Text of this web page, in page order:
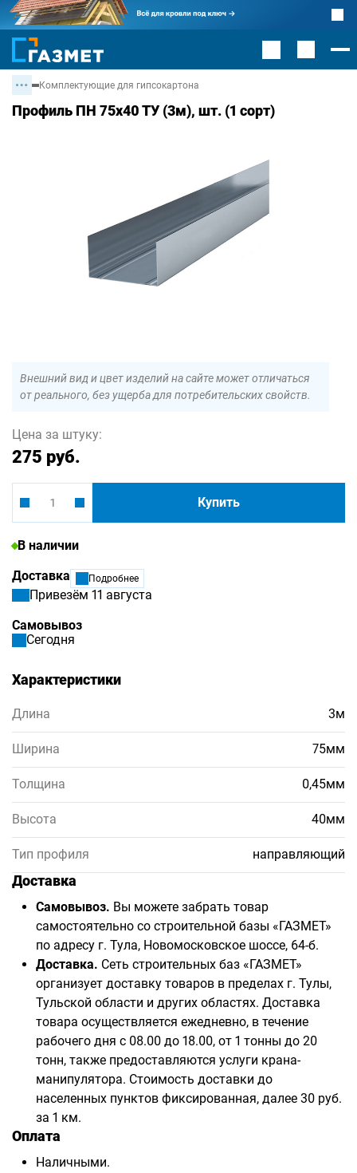
Комплектующие для гипсокартона
Профиль ПН 75х40 ТУ (3м), шт. (1 сорт)
Внешний вид и цвет изделий на сайте может отличаться
от реального, без ущерба для потребительских свойств.
Цена за штуку:
275 руб.
Купить
В наличии
Доставка
Подробнее
Привезём 11 августа
Самовывоз
Сегодня
Характеристики
Длина 3м
Ширина 75мм
Толщина 0,45мм
Высота 40мм
Тип профиля направляющий
Доставка
Самовывоз. Вы можете забрать товар
самостоятельно со строительной базы «ГАЗМЕТ»
по адресу г. Тула, Новомосковское шоссе, 64-б.
Доставка. Сеть строительных баз «ГАЗМЕТ»
организует доставку товаров в пределах г. Тулы,
Тульской области и других областях. Доставка
товара осуществляется ежедневно, в течение
рабочего дня с 08.00 до 18.00, от 1 тонны до 20
тонн, также предоставляются услуги крана-
манипулятора. Стоимость доставки до
населенных пунктов фиксированная, далее 30 руб.
за 1 км.
Оплата
Наличными.